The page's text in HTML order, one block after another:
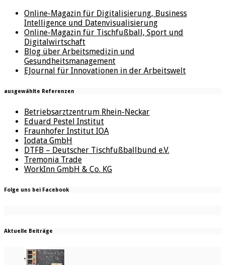
Online-Magazin für Digitalisierung, Business
Intelligence und Datenvisualisierung
Online-Magazin für Tischfußball, Sport und
Digitalwirtschaft
Blog über Arbeitsmedizin und
Gesundheitsmanagement
EJournal für Innovationen in der Arbeitswelt
ausgewählte Referenzen
Betriebsarztzentrum Rhein-Neckar
Eduard Pestel Institut
Fraunhofer Institut IOA
Iodata GmbH
DTFB – Deutscher Tischfußballbund e.V.
Tremonia Trade
WorkInn GmbH & Co. KG
Folge uns bei Facebook
Aktuelle Beiträge